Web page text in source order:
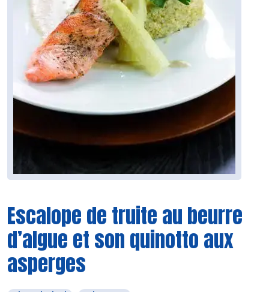
Escalope de truite au beurre
d’algue et son quinotto aux
asperges